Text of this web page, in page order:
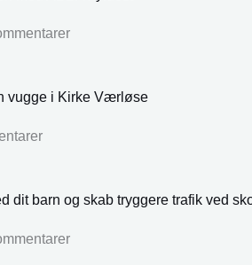
vugge i Kirke Værløse
dit barn og skab tryggere trafik ved